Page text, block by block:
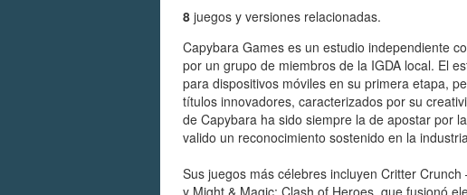
8 juegos y versiones relacionadas.
Capybara Games es un estudio independiente
por un grupo de miembros de la IGDA local. El
para dispositivos móviles en su primera etapa,
títulos innovadores, caracterizados por su
de Capybara ha sido siempre la de apostar por
valido un reconocimiento sostenido en la
Sus juegos más célebres incluyen Critter